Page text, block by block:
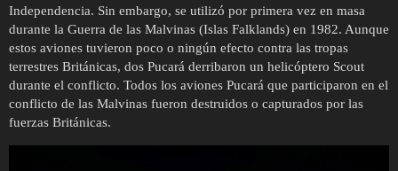
Independencia. Sin embargo, se utilizó por primera vez en masa
durante la Guerra de las Malvinas (Islas Falklands) en 1982. Aunque
estos aviones tuvieron poco o ningún efecto contra las tropas
terrestres Británicas, dos Pucará derribaron un helicóptero Scout
durante el conflicto. Todos los aviones Pucará que participaron en el
conflicto de las Malvinas fueron destruidos o capturados por las
fuerzas Británicas.